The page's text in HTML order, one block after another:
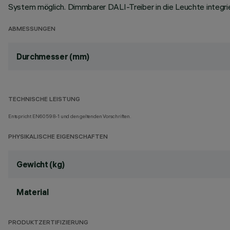
System möglich. Dimmbarer DALI-Treiber in die Leuchte
ABMESSUNGEN
Durchmesser (mm)
TECHNISCHE LEISTUNG
Entspricht EN60598-1 und den geltenden Vorschriften.
PHYSIKALISCHE EIGENSCHAFTEN
Gewicht (kg)
Material
PRODUKTZERTIFIZIERUNG